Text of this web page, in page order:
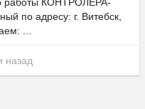
работы КОНТРОЛЕРА-
по адресу: г. Витебск,
...
назад